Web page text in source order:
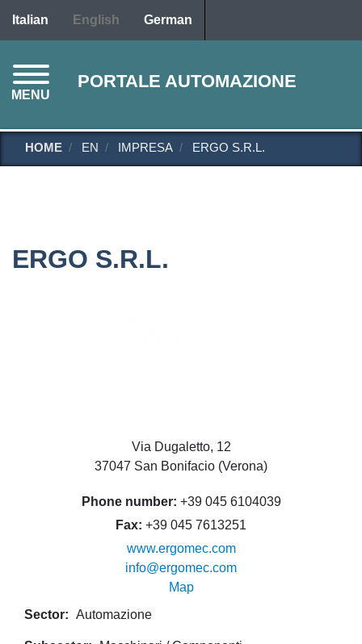
Italian English German
PORTALE AUTOMAZIONE
MENU
HOME EN IMPRESA ERGO S.R.L.
ERGO S.R.L.
Via Dugaletto, 12
37047 San Bonifacio (Verona)
Phone number +39 045 6104039
Fax +39 045 7613251
www.ergomec.com
info@ergomec.com
Map
Sector
Automazione